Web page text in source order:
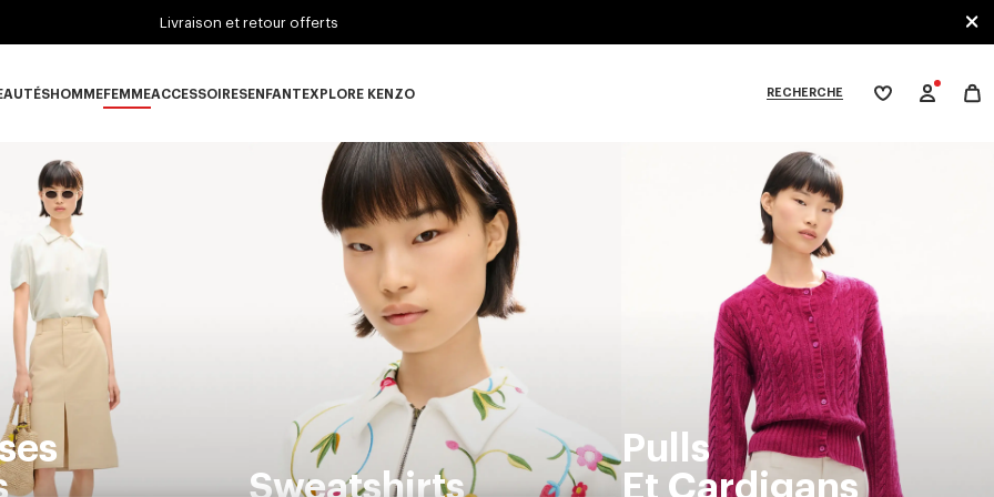
Livraison et retour offerts
HOMMEFEMMEACCESSOIRES
Sous-catégorie ACCESSOIRES
ENFANT
Sous-catégorie ENFANT
EXPLORE KENZO
Sous-catégorie EXPLORE KENZO
RECHERCHE
Ma
Sweatshirts
Pulls
Et Cardigans